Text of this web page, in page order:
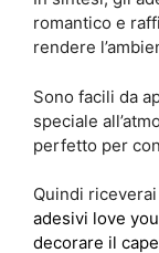
romantico e
rendere
Sono facili da
speciale
perfetto per
Quindi riceverai
adesivi love
decorare il